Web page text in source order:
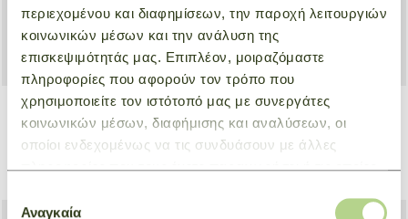
περιεχομένου και διαφημίσεων, την παροχή λειτουργιών
κοινωνικών μέσων και την ανάλυση της
επισκεψιμότητάς μας. Επιπλέον, μοιραζόμαστε
πληροφορίες που αφορούν τον τρόπο που
χρησιμοποιείτε τον ιστότοπό μας με συνεργάτες
κοινωνικών μέσων, διαφήμισης και αναλύσεων, οι
οποίοι ενδεχομένως να τις συνδυάσουν με άλλες
πληροφορίες που τους έχετε παραχωρήσει ή τις οποίες
των υπηρεσιών τους.
Αναγκαία
Coin Purse Le Pliage Xtra
Compact wallet Le Roseau